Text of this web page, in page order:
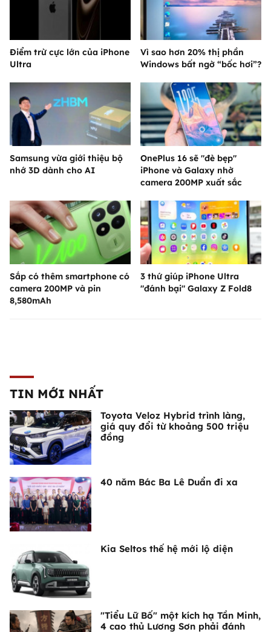
Điểm trừ cực lớn của iPhone
Ultra
Vì sao hơn 20% thị phần
Windows bất ngờ “bốc hơi”?
Samsung vừa giới thiệu bộ
nhớ 3D dành cho AI
OnePlus 16 sẽ "đè bẹp"
iPhone và Galaxy nhờ
camera 200MP xuất sắc
Sắp có thêm smartphone có
camera 200MP và pin
8,580mAh
3 thứ giúp iPhone Ultra
"đánh bại" Galaxy Z Fold8
TIN MỚI NHẤT
Toyota Veloz Hybrid trình làng,
giá quy đổi từ khoảng 500 triệu
đồng
40 năm Bác Ba Lê Duẩn đi xa
Kia Seltos thế hệ mới lộ diện
"Tiểu Lữ Bố" một kích hạ Tần Minh,
4 cao thủ Lương Sơn phải đánh